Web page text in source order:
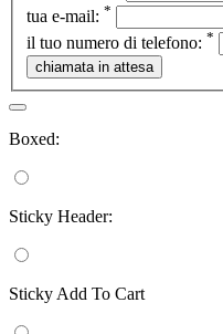
tua e-mail: *
il tuo numero di telefono: *
Boxed:
Sticky Header:
Sticky Add To Cart